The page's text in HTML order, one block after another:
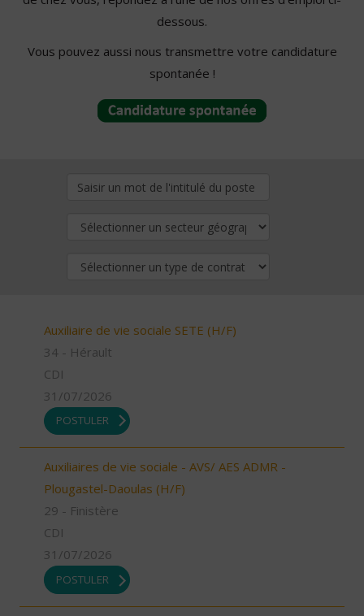
dessous.
Vous pouvez aussi nous transmettre votre candidature
spontanée !
Auxiliaire de vie sociale SETE (H/F)
34 - Hérault
CDI
31/07/2026
POSTULER
Auxiliaires de vie sociale - AVS/ AES ADMR -
Plougastel-Daoulas (H/F)
29 - Finistère
CDI
31/07/2026
POSTULER